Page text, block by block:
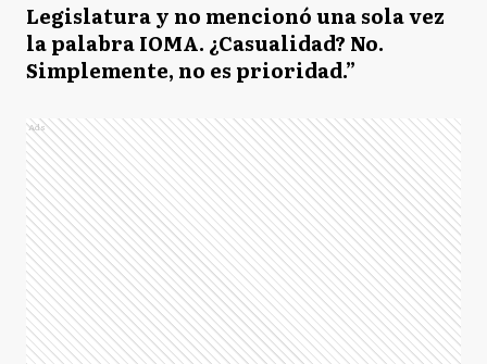
Legislatura y no mencionó una sola vez
la palabra IOMA. ¿Casualidad? No.
Simplemente, no es prioridad.”
Ads